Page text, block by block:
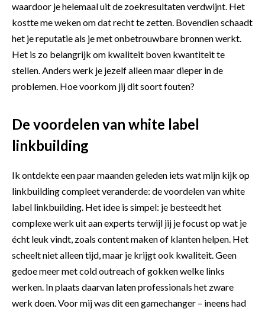
waardoor je helemaal uit de zoekresultaten verdwijnt. Het
kostte me weken om dat recht te zetten. Bovendien schaadt
het je reputatie als je met onbetrouwbare bronnen werkt.
Het is zo belangrijk om kwaliteit boven kwantiteit te
stellen. Anders werk je jezelf alleen maar dieper in de
problemen. Hoe voorkom jij dit soort fouten?
De voordelen van white label
linkbuilding
Ik ontdekte een paar maanden geleden iets wat mijn kijk op
linkbuilding compleet veranderde: de voordelen van white
label linkbuilding. Het idee is simpel: je besteedt het
complexe werk uit aan experts terwijl jij je focust op wat je
écht leuk vindt, zoals content maken of klanten helpen. Het
scheelt niet alleen tijd, maar je krijgt ook kwaliteit. Geen
gedoe meer met cold outreach of gokken welke links
werken. In plaats daarvan laten professionals het zware
werk doen. Voor mij was dit een gamechanger – ineens had